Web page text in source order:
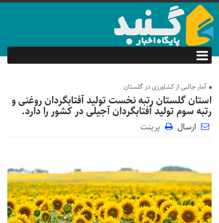
آمار جالبی از کشاورزی در گلستان
استان گلستان رتبه نخست تولید آفتابگردان روغنی و
رتبه سوم تولید آفتابگردان آجیلی در کشور را دارد.
ارسال پرینت